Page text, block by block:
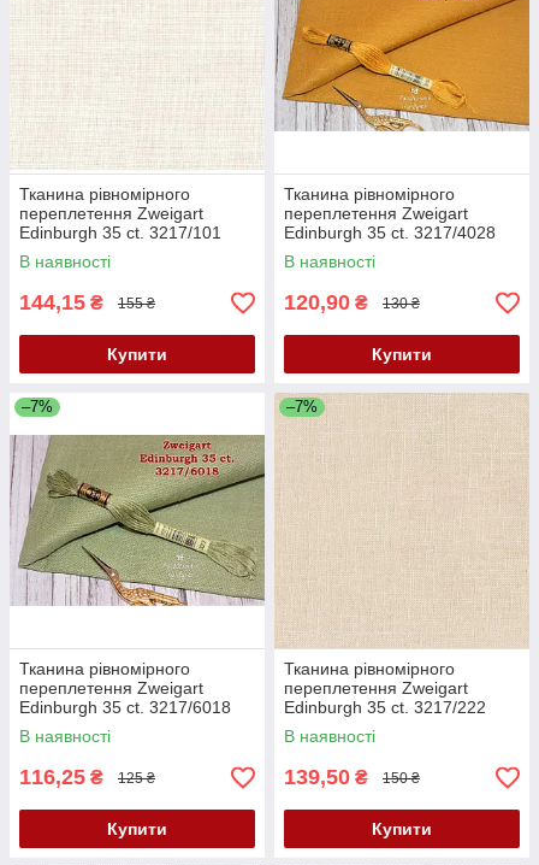
Тканина рівномірного
переплетення Zweigart
Edinburgh 35 ct. 3217/101
Antique White (античний
білий, молочний)
В наявності
144,15 ₴ 155 ₴
Купити
Тканина рівномірного
переплетення Zweigart
Edinburgh 35 ct. 3217/4028
Sahara (Сахара)
В наявності
120,90 ₴ 130 ₴
Купити
–7%
Тканина рівномірного
переплетення Zweigart
Edinburgh 35 ct. 3217/6018
Agave (Агава, Хакі)
В наявності
116,25 ₴ 125 ₴
Купити
–7%
Тканина рівномірного
переплетення Zweigart
Edinburgh 35 ct. 3217/222
Cream (кремовий)
В наявності
139,50 ₴ 150 ₴
Купити